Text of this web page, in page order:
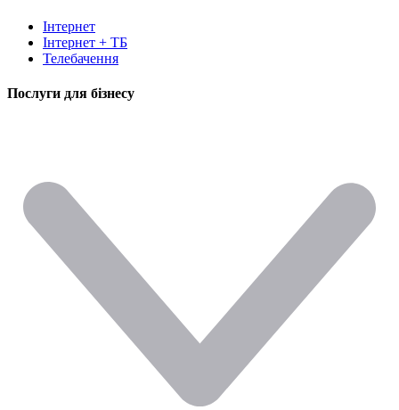
Інтернет
Інтернет + ТБ
Телебачення
Послуги для бізнесу